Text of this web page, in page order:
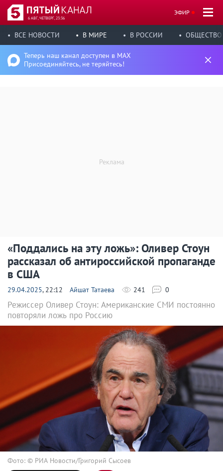
6 АВГ, ЧЕТВЕРГ, 23:36
ЭФИР
ВСЕ НОВОСТИ В МИРЕ В РОССИИ ОБЩЕСТВО
Теперь наш канал доступен в MAX
Присоединяйтесь, не теряйтесь!
«Поддались на эту ложь»: Оливер Стоун
рассказал об антироссийской пропаганде
в США
29.04.2025, 22:12 Айшат Татаева 241 0
Режиссер Оливер Стоун: Американские СМИ постоянно
повторяли ложь про Россию
Фото: © РИА Новости/Григорий Сысоев